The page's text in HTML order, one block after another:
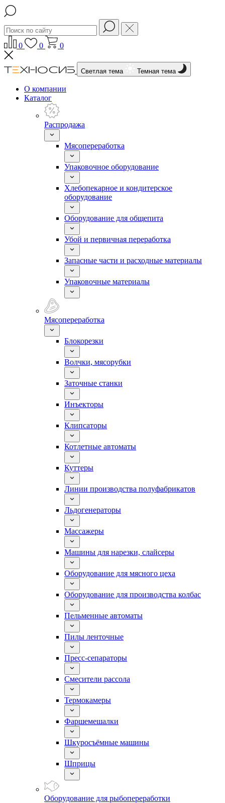
0 0 0
Светлая тема Темная тема
О компании
Каталог
Распродажа
Мясопереработка
Упаковочное оборудование
Хлебопекарное и кондитерское
оборудование
Оборудование для общепита
Убой и первичная переработка
Запасные части и расходные материалы
Упаковочные материалы
Мясопереработка
Блокорезки
Волчки, мясорубки
Заточные станки
Инъекторы
Клипсаторы
Котлетные автоматы
Куттеры
Линии производства полуфабрикатов
Льдогенераторы
Массажеры
Машины для нарезки, слайсеры
Оборудование для мясного цеха
Оборудование для производства колбас
Пельменные автоматы
Пилы ленточные
Пресс-сепараторы
Смесители рассола
Термокамеры
Фаршемешалки
Шкуросъёмные машины
Шприцы
Оборудование для рыбопереработки